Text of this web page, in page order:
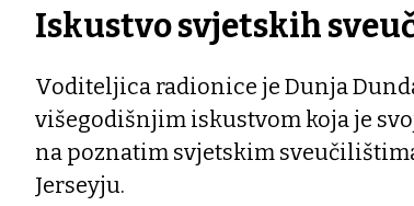
Iskustvo svjetskih
Voditeljica radionice je Dunja
višegodišnjim iskustvom koja je
na poznatim svjetskim
Jerseyju.